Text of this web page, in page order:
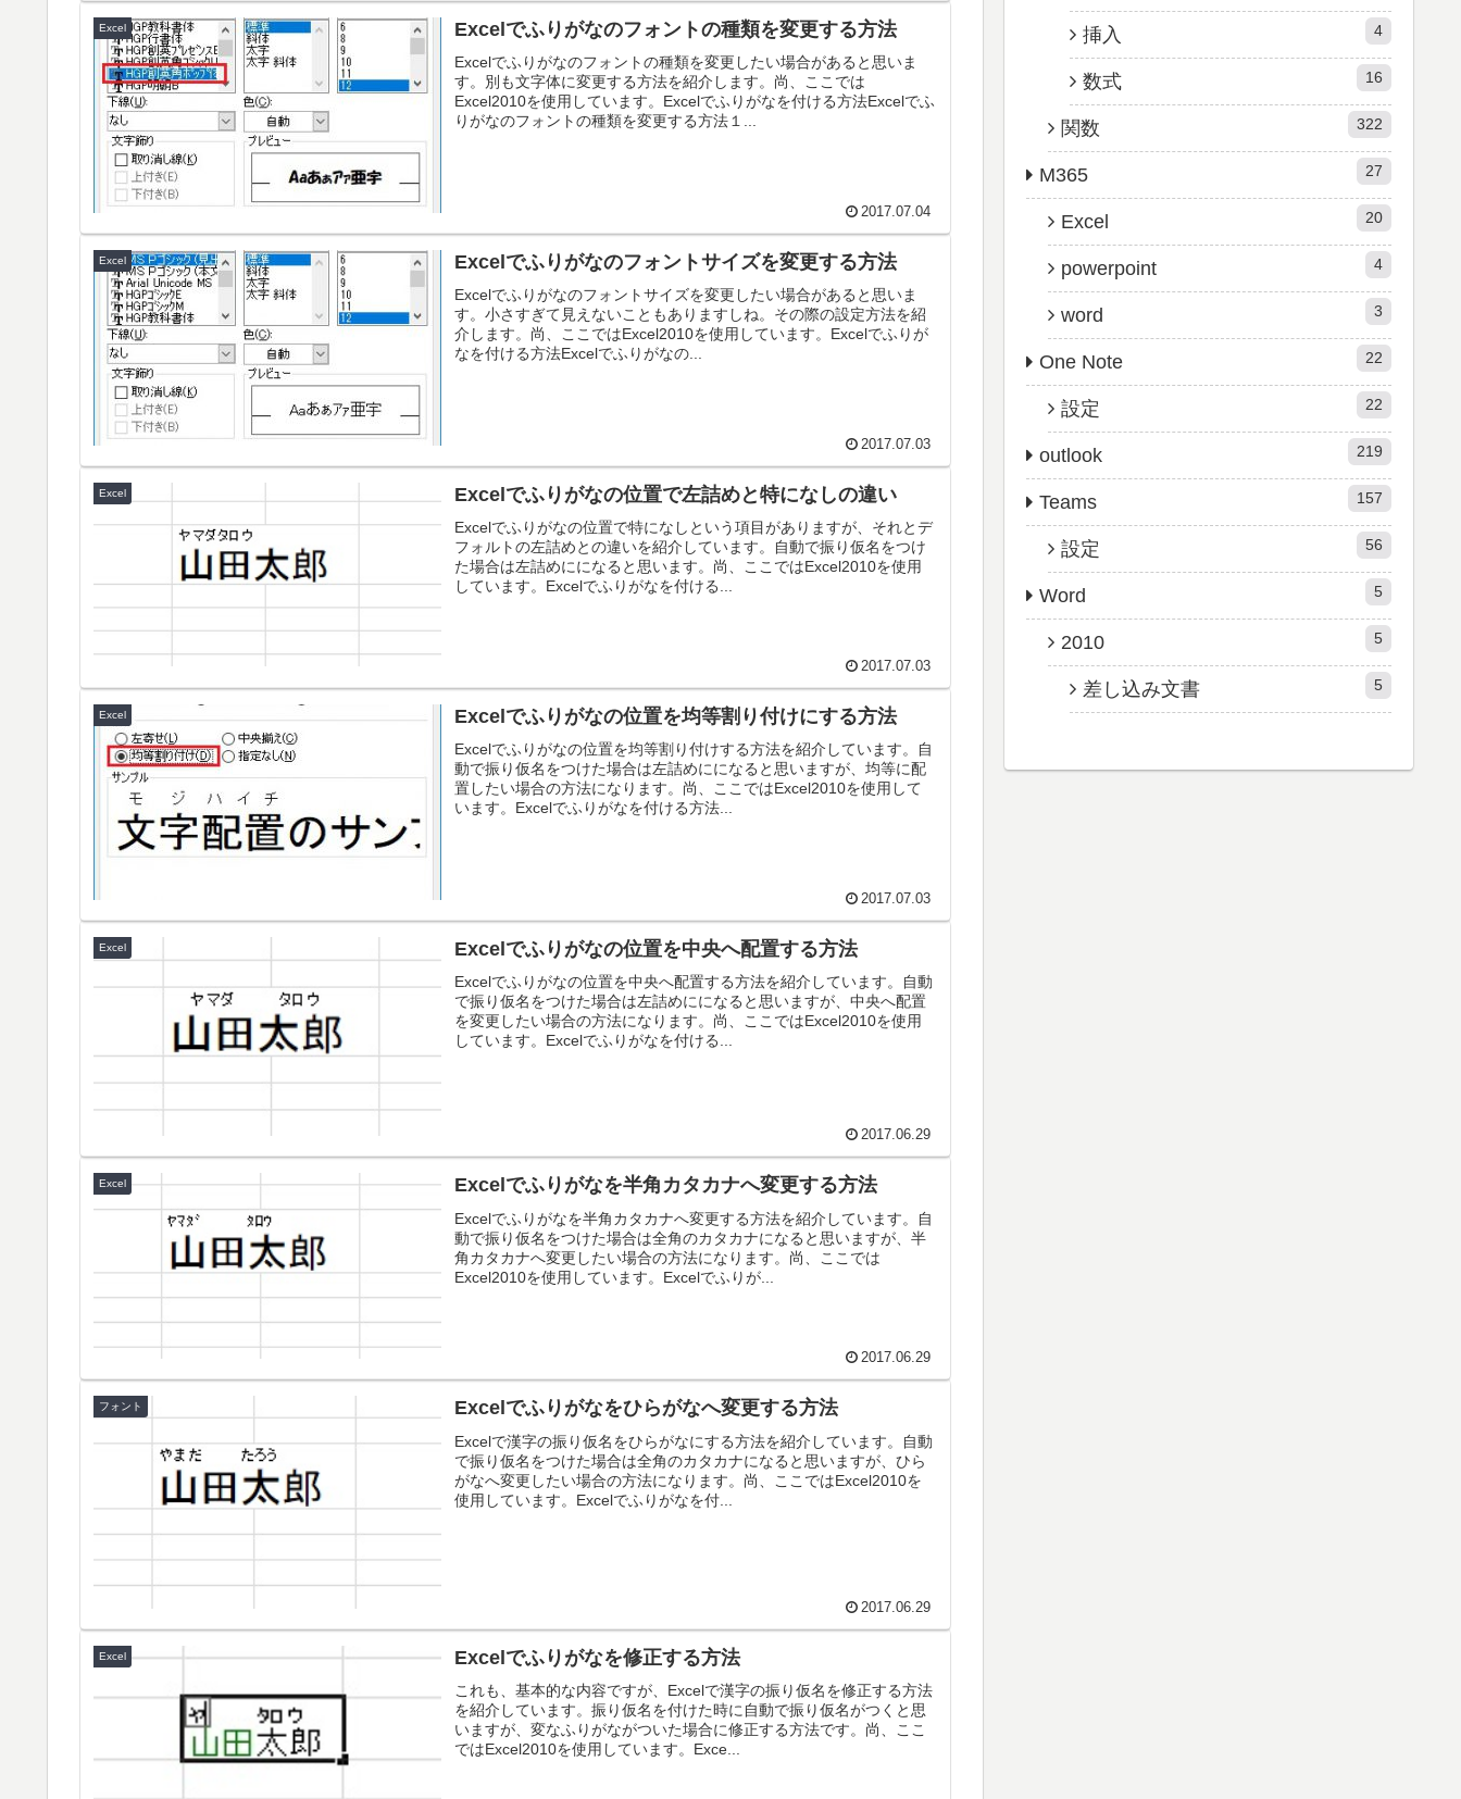
Excel Excelでふりがなのフォントの種類を変更する方法
Excelでふりがなのフォントの種類を変更したい場合があると思いま
す。別も文字体に変更する方法を紹介します。尚、ここでは
Excel2010を使用しています。Excelでふりがなを付ける方法Excelでふ
りがなのフォントの種類を変更する方法１...
2017.07.04
Excel Excelでふりがなのフォントサイズを変更する方法
Excelでふりがなのフォントサイズを変更したい場合があると思いま
す。小さすぎて見えないこともありますしね。その際の設定方法を紹
介します。尚、ここではExcel2010を使用しています。Excelでふりが
なを付ける方法Excelでふりがなの...
2017.07.03
Excel Excelでふりがなの位置で左詰めと特になしの違い
Excelでふりがなの位置で特になしという項目がありますが、それとデ
フォルトの左詰めとの違いを紹介しています。自動で振り仮名をつけ
た場合は左詰めにになると思います。尚、ここではExcel2010を使用
しています。Excelでふりがなを付ける...
2017.07.03
Excel Excelでふりがなの位置を均等割り付けにする方法
Excelでふりがなの位置を均等割り付けする方法を紹介しています。自
動で振り仮名をつけた場合は左詰めにになると思いますが、均等に配
置したい場合の方法になります。尚、ここではExcel2010を使用して
います。Excelでふりがなを付ける方法...
2017.07.03
Excel Excelでふりがなの位置を中央へ配置する方法
Excelでふりがなの位置を中央へ配置する方法を紹介しています。自動
で振り仮名をつけた場合は左詰めにになると思いますが、中央へ配置
を変更したい場合の方法になります。尚、ここではExcel2010を使用
しています。Excelでふりがなを付ける...
2017.06.29
Excel Excelでふりがなを半角カタカナへ変更する方法
Excelでふりがなを半角カタカナへ変更する方法を紹介しています。自
動で振り仮名をつけた場合は全角のカタカナになると思いますが、半
角カタカナへ変更したい場合の方法になります。尚、ここでは
Excel2010を使用しています。Excelでふりが...
2017.06.29
フォント Excelでふりがなをひらがなへ変更する方法
Excelで漢字の振り仮名をひらがなにする方法を紹介しています。自動
で振り仮名をつけた場合は全角のカタカナになると思いますが、ひら
がなへ変更したい場合の方法になります。尚、ここではExcel2010を
使用しています。Excelでふりがなを付...
2017.06.29
Excel Excelでふりがなを修正する方法
これも、基本的な内容ですが、Excelで漢字の振り仮名を修正する方法
を紹介しています。振り仮名を付けた時に自動で振り仮名がつくと思
いますが、変なふりがながついた場合に修正する方法です。尚、ここ
ではExcel2010を使用しています。Exce...
挿入 4
数式 16
関数 322
M365 27
Excel 20
powerpoint 4
word 3
One Note 22
設定 22
outlook 219
Teams 157
設定 56
Word 5
2010 5
差し込み文書 5